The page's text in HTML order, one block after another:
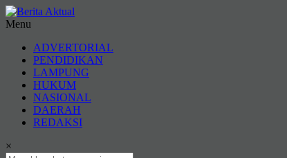
Lompat
ke
Aktual
terpercaya
Menu
ADVERTORIAL
PENDIDIKAN
LAMPUNG
HUKUM
NASIONAL
DAERAH
REDAKSI
×